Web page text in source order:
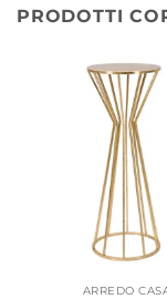
PRODOTTI
ARREDO